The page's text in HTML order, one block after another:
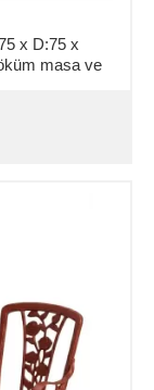
x D:75 x
masa ve